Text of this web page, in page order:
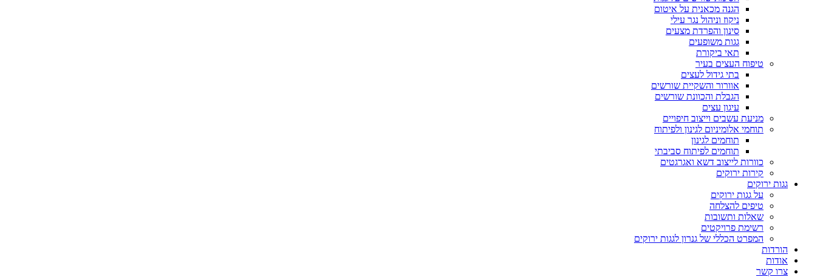
הגנה מכאנית על איטום
ניקוז וניהול נגר עילי
סינון והפרדת מצעים
גגות משופעים
תאי ביקורת
טיפוח העצים בעיר
בתי גידול לעצים
אוורור והשקיית שורשים
הגבלת והכוונת שורשים
עיגון עצים
מניעת עשבים וייצוב חיפויים
תוחמי אלומיניום לגינון ולפיתוח
תוחמים לגינון
תוחמים לפיתוח סביבתי
כוורות לייצוב דשא ואגרגטים
קירות ירוקים
גגות ירוקים
על גגות ירוקים
טיפים להצלחה
שאלות ותשובות
רשימת פרויקטים
המפרט הכללי של גנרון לגגות ירוקים
הורדות
אודות
צרו קשר